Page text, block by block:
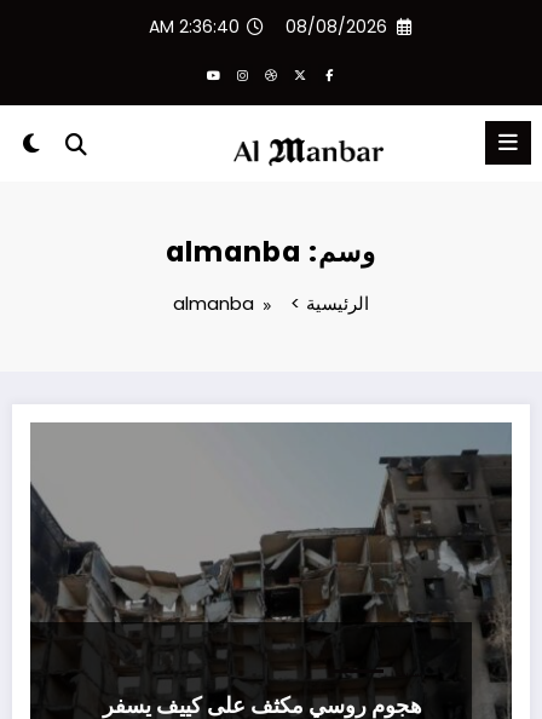
08/08/2026
2:36:40 AM
وسم: almanba
الرئيسية almanba
هجوم روسي مكثف على كييف يسفر